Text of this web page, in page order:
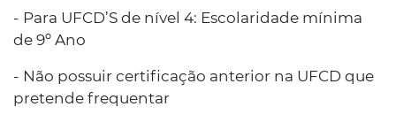
- Para UFCD’S de nível 4: Escolaridade mínima
de 9º Ano
- Não possuir certificação anterior na UFCD que
pretende frequentar